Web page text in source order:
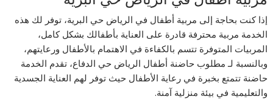
إذا كنت بحاجة إلى مربية أطفال في الرياض حي البرية، توفر لك هذه
الخدمة مربية محترفة قادرة على العناية بأطفالك بشكل كامل،
المربيات المتوفرة تتسم بالكفاءة في الاهتمام بالأطفال ورعايتهم،
وبالنسبة لـ مطلوب حاضنة أطفال الرياض حي الدفاع، تقدم الخدمة
حاضنة تتمتع بخبرة في رعاية الأطفال حيث توفر لهم العناية الجسدية
والتعليمية في بيئة منزلية آمنة.